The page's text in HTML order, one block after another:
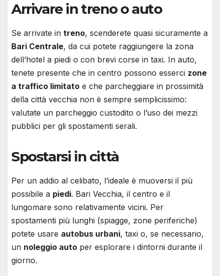
Arrivare in treno o auto
Se arrivate in treno, scenderete quasi sicuramente a
Bari Centrale, da cui potete raggiungere la zona
dell’hotel a piedi o con brevi corse in taxi. In auto,
tenete presente che in centro possono esserci zone
a traffico limitato e che parcheggiare in prossimità
della città vecchia non è sempre semplicissimo:
valutate un parcheggio custodito o l’uso dei mezzi
pubblici per gli spostamenti serali.
Spostarsi in città
Per un addio al celibato, l’ideale è muoversi il più
possibile a piedi. Bari Vecchia, il centro e il
lungomare sono relativamente vicini. Per
spostamenti più lunghi (spiagge, zone periferiche)
potete usare autobus urbani, taxi o, se necessario,
un noleggio auto per esplorare i dintorni durante il
giorno.